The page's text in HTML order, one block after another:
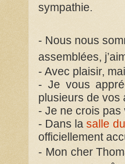
sympathie.
- Nous nous
assemblées,
- Avec plaisir,
- Je vous
plusieurs de vos
- Je ne crois pas
- Dans lasalle
officiellement
- Mon cher